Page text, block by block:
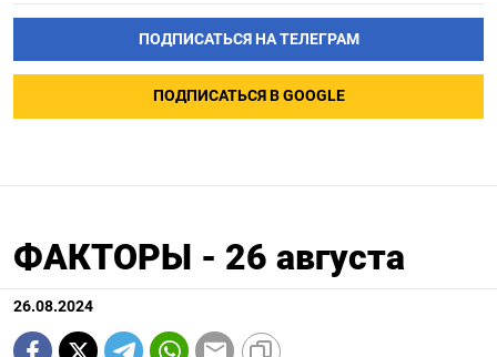
ПОДПИСАТЬСЯ НА ТЕЛЕГРАМ
ПОДПИСАТЬСЯ В GOOGLE
ФАКТОРЫ - 26 августа
26.08.2024